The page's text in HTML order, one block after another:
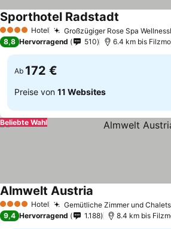
4 Sterne Hotel Großzügiger Rose Spa
Sporthotel Radstadt
8,8 Hervorragend 510 6.4 km bis
Ab 172 €
Preise von 11 Websites
Beliebte Wahl
4 Sterne Hotel Gemütliche Zimmer und
Almwelt Austria
9,4 Hervorragend 1.188 8.4 km bis